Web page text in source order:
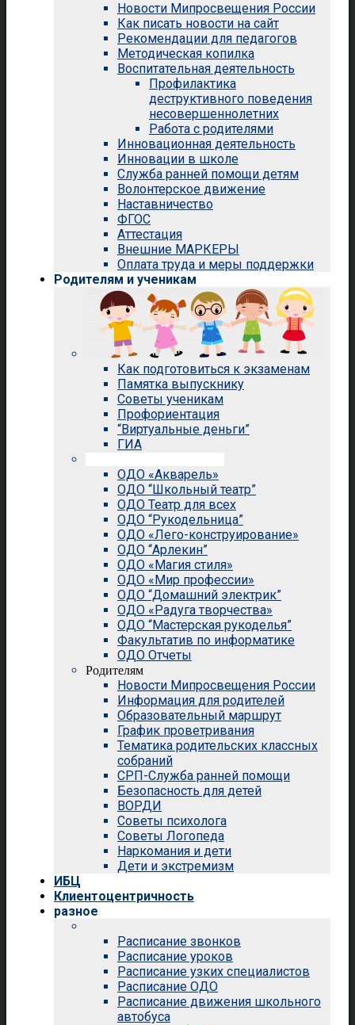
Новости Мипросвещения России
Как писать новости на сайт
Рекомендации для педагогов
Методическая копилка
Воспитательная деятельность
Профилактика
деструктивного поведения
несовершеннолетних
Работа с родителями
Инновационная деятельность
Инновации в школе
Служба ранней помощи детям
Волонтерское движение
Наставничество
ФГОС
Аттестация
Внешние МАРКЕРЫ
Оплата труда и меры поддержки
Родителям и ученикам
Как подготовиться к экзаменам
Памятка выпускнику
Советы ученикам
Профориентация
“Виртуальные деньги”
ГИА
ОДО «Акварель»
ОДО “Школьный театр”
ОДО Театр для всех
ОДО “Рукодельница”
ОДО «Лего-конструирование»
ОДО “Арлекин”
ОДО «Магия стиля»
ОДО «Мир профессии»
ОДО “Домашний электрик”
ОДО «Радуга творчества»
ОДО “Мастерская рукоделья”
Факультатив по информатике
ОДО Отчеты
Родителям
Новости Мипросвещения России
Информация для родителей
Образовательный маршрут
График проветривания
Тематика родительских классных
собраний
СРП-Служба ранней помощи
Безопасность для детей
ВОРДИ
Советы психолога
Советы Логопеда
Наркомания и дети
Дети и экстремизм
ИБЦ
Клиентоцентричность
разное
Расписание звонков
Расписание уроков
Расписание узких специалистов
Расписание ОДО
Расписание движения школьного
автобуса